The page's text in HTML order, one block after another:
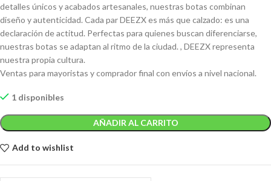
detalles únicos y acabados artesanales, nuestras botas combinan
diseño y autenticidad. Cada par DEEZX es más que calzado: es una
declaración de actitud. Perfectas para quienes buscan diferenciarse,
nuestras botas se adaptan al ritmo de la ciudad. , DEEZX representa
nuestra propia cultura.
Ventas para mayoristas y comprador final con envíos a nivel nacional.
1 disponibles
AÑADIR AL CARRITO
Add to wishlist